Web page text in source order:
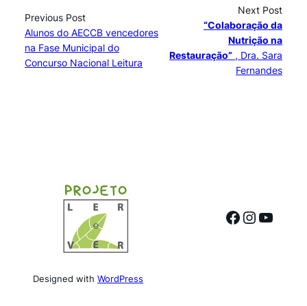
Previous Post
Alunos do AECCB vencedores
na Fase Municipal do
Concurso Nacional Leitura
Next Post
“Colaboração da
Nutrição na
Restauração” , Dra. Sara
Fernandes
Facebook
Designed with WordPress